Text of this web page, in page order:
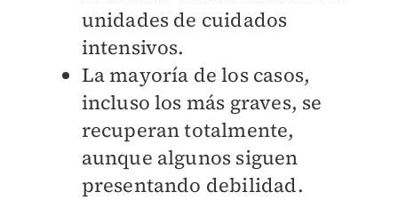
unidades de cuidados
intensivos.
La mayoría de los casos,
incluso los más graves, se
recuperan totalmente,
aunque algunos siguen
presentando debilidad.